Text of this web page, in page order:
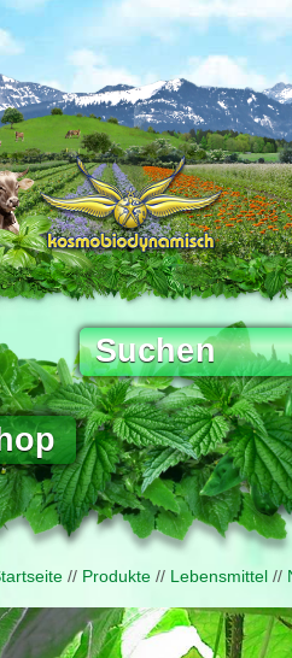
// Produkte // Lebensmittel //